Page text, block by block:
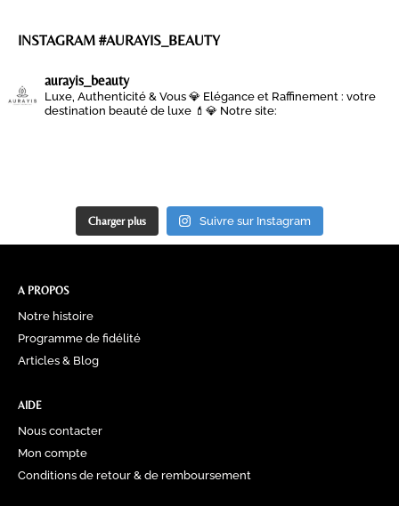
INSTAGRAM #AURAYIS_BEAUTY
aurayis_beauty
Luxe, Authenticité & Vous 💎 Elégance et Raffinement : votre
destination beauté de luxe 💄💎 Notre site:
Charger plus Suivre sur Instagram
A PROPOS
Notre histoire
Programme de fidélité
Articles & Blog
AIDE
Nous contacter
Mon compte
Conditions de retour & de remboursement